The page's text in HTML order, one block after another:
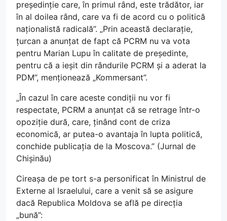
președinție care, în primul rând, este trădător, iar
în al doilea rând, care va fi de acord cu o politică
naționalistă radicală”. „Prin această declarație,
țurcan a anunțat de fapt că PCRM nu va vota
pentru Marian Lupu în calitate de președinte,
pentru că a ieșit din rândurile PCRM și a aderat la
PDM”, menționează „Kommersant”.
„În cazul în care aceste condiții nu vor fi
respectate, PCRM a anunțat că se retrage într-o
opoziție dură, care, ținând cont de criza
economică, ar putea-o avantaja în lupta politică,
conchide publicația de la Moscova.” (Jurnal de
Chișinău)
Cireașa de pe tort s-a personificat în Ministrul de
Externe al Israelului, care a venit să se asigure
dacă Republica Moldova se află pe direcția
„bună”: